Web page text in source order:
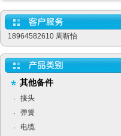
18964582610 周靳怡
其他备件
·
接头
·
弹簧
·
电缆